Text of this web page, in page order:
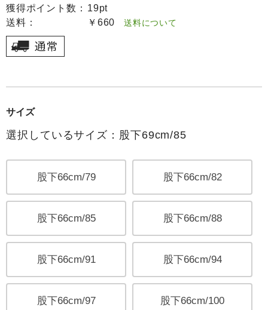
獲得ポイント数： 19pt
送料：
￥660 送料について
サイズ
選択しているサイズ：股下69cm/85
股下66cm/79 股下66cm/82
股下66cm/85 股下66cm/88
股下66cm/91 股下66cm/94
股下66cm/97 股下66cm/100